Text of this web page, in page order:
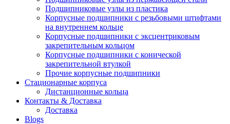
Подшипниковые узлы из пластика
Корпусные подшипники с резьбовыми штифтами
на внутреннем кольце
Корпусные подшипники с эксцентриковым
закрепительным кольцом
Корпусные подшипники с конической
закрепительной втулкой
Прочие корпусные подшипники
Стационарные корпуса
Дистанционные кольца
Контакты & Доставка
Доставка
Blogs